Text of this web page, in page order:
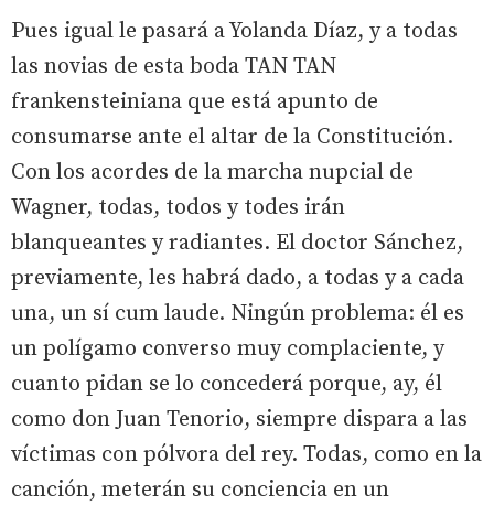
Pues igual le pasará a Yolanda Díaz, y a todas
las novias de esta boda TAN TAN
frankensteiniana que está apunto de
consumarse ante el altar de la Constitución.
Con los acordes de la marcha nupcial de
Wagner, todas, todos y todes irán
blanqueantes y radiantes. El doctor Sánchez,
previamente, les habrá dado, a todas y a cada
una, un sí cum laude. Ningún problema: él es
un polígamo converso muy complaciente, y
cuanto pidan se lo concederá porque, ay, él
como don Juan Tenorio, siempre dispara a las
víctimas con pólvora del rey. Todas, como en la
canción, meterán su conciencia en un